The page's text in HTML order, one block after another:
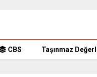
CBS Taşınmaz